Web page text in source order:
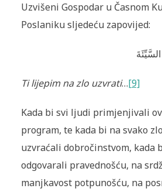
Uzvišeni Gospodar u Časnom
Poslaniku sljedeću zapovijed:
Ti lijepim na zlo uzvrati…[9]
Kada bi svi ljudi primjenjivali
program, te kada bi na svako
uzvraćali dobročinstvom, kada
odgovarali pravednošću, na
manjkavost potpunošću, na